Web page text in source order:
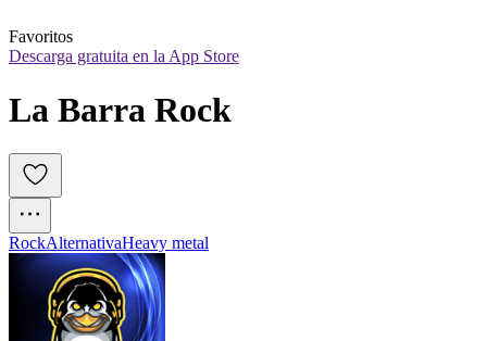
Favoritos
Descarga gratuita en la App Store
La Barra Rock
RockAlternativaHeavy metal